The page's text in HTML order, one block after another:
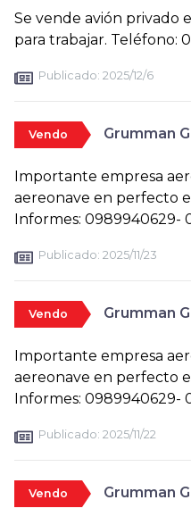
Se vende avión privado
para trabajar. Teléfono:
Publicado: 2025/12/6
Vendo Grumman
Importante empresa
aereonave en perfecto
Informes: 0989940629-
Publicado: 2025/11/23
Vendo Grumman
Importante empresa
aereonave en perfecto
Informes: 0989940629-
Publicado: 2025/11/22
Vendo Grumman